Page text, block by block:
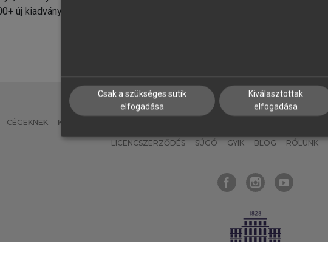
új kiadvány.
CÉGEKNEK KÖNYVTÁROSOKNAK
LICENCSZERZŐDÉS SÚGÓ GYIK BLOG RÓLUNK
Csak a szükséges sütik
elfogadása
Kiválasztottak
elfogadása